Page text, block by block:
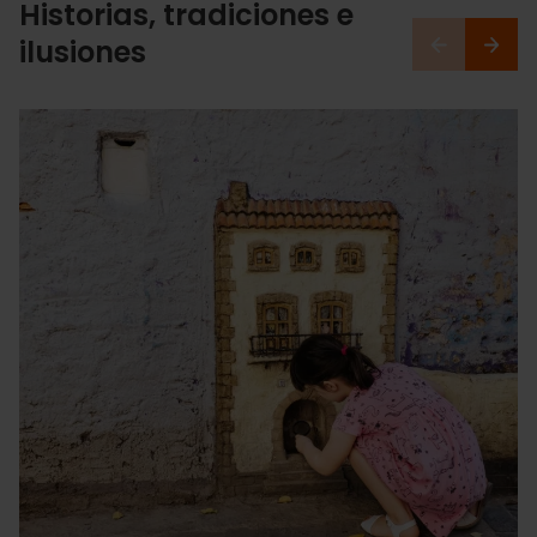
Historias, tradiciones e
ilusiones